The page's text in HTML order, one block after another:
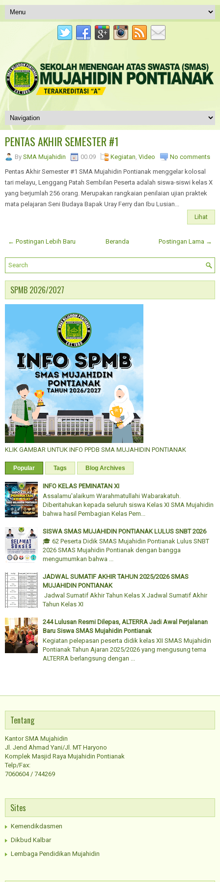
PENTAS AKHIR SEMESTER #1
By SMA Mujahidin 00.09 Kegiatan Video
No comments
Pentas Akhir Semester #1 SMA Mujahidin Pontianak menggelar kolosal
tari melayu, Lenggang Patah Sembilan Peserta adalah siswa-siswi kelas X
yang berjumlah 256 orang. Merupakan rangkaian penilaian ujian praktek
mata pelajaran Seni Budaya Bapak Uray Ferry dan Ibu Lusian...
Lihat
← Postingan Lebih Baru Postingan Lama →
Beranda
SPMB 2026/2027
KLIK GAMBAR UNTUK INFO PPDB SMA MUJAHIDIN PONTIANAK
Popular Tags Blog Archives
INFO KELAS PEMINATAN XI
Assalamu'alaikum Warahmatullahi Wabarakatuh.
Diberitahukan kepada seluruh siswa Kelas XI SMA Mujahidin
bahwa hasil Pembagian Kelas Pem...
SISWA SMAS MUJAHIDIN PONTIANAK LULUS SNBT 2026
🎓 62 Peserta Didik SMAS Mujahidin Pontianak Lulus SNBT
2026 SMAS Mujahidin Pontianak dengan bangga
mengumumkan bahwa ...
JADWAL SUMATIF AKHIR TAHUN 2025/2026 SMAS
MUJAHIDIN PONTIANAK
Jadwal Sumatif Akhir Tahun Kelas X Jadwal Sumatif Akhir
Tahun Kelas XI
244 Lulusan Resmi Dilepas, ALTERRA Jadi Awal Perjalanan
Baru Siswa SMAS Mujahidin Pontianak
Kegiatan pelepasan peserta didik kelas XII SMAS Mujahidin
Pontianak Tahun Ajaran 2025/2026 yang mengusung tema
ALTERRA berlangsung dengan ...
Tentang
Kantor SMA Mujahidin
Jl. Jend Ahmad Yani/Jl. MT Haryono
Komplek Masjid Raya Mujahidin Pontianak
Telp/Fax:
7060604 / 744269
Sites
Kemendikdasmen
Dikbud Kalbar
Lembaga Pendidikan Mujahidin